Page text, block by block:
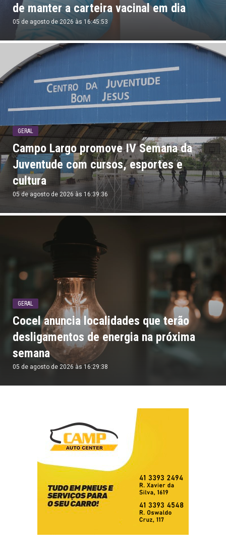
de manter a carteira vacinal em dia
05 de agosto de 2026 às 16:45:53
GERAL
Campo Largo promove IV Semana da
Juventude com cursos, esportes e
cultura
05 de agosto de 2026 às 16:39:36
GERAL
Cocel anuncia localidades que terão
desligamentos de energia na próxima
semana
05 de agosto de 2026 às 16:29:38